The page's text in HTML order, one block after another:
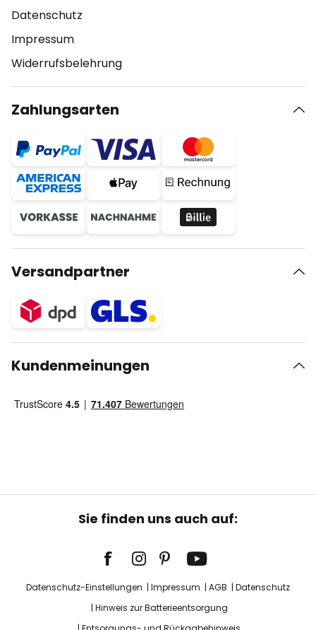
Datenschutz
Impressum
Widerrufsbelehrung
Zahlungsarten
Versandpartner
Kundenmeinungen
Sie finden uns auch auf:
Datenschutz-Einstellungen Impressum AGB
Datenschutz
Hinweis zur Batterieentsorgung